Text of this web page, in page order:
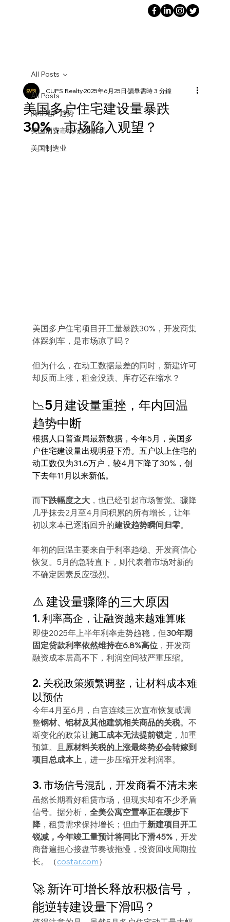
All Posts
商业地产趋势
美国消费市场/趋势解析
美国制造业
All Posts
美国多户住宅建设量暴跌
30%，市场陷入观望？
CUPS Realty2025年6月25日 讀畢需時 3 分鐘
美国多户住宅项目开工量暴跌30%，开发商集
体踩刹车，是市场凉了吗？
但为什么，在动工数据最差的同时，新建许可
却反而上涨，租金没跌、库存还在缩水？
📉5月建设量重挫，年内回温
趋势中断
根据人口普查局最新数据，今年5月，美国多
户住宅建设量出现明显下滑。五户以上住宅的
动工数仅为31.6万户，较4月下降了30%，创
下去年11月以来新低。
而下跌幅度之大，也已经引起市场警觉。骤降
几乎抹去2月至4月间积累的所有增长，让年
初以来本已逐渐回升的建设趋势瞬间归零。
年初的回温主要来自于利率趋稳、开发商信心
恢复。5月的急转直下，则代表着市场对新的
不确定因素反应强烈。
⚠️ 建设量骤降的三大原因
1. 利率高企，让融资越来越难算账
即使2025年上半年利率走势趋稳，但30年期
固定贷款利率依然维持在6.8%高位，开发商
融资成本居高不下，利润空间被严重压缩。
2. 关税政策频繁调整，让材料成本难
以预估
今年4月至6月，白宫连续三次宣布恢复或调
整钢材、铝材及其他建筑相关商品的关税。不
断变化的政策让施工成本无法提前锁定 ，加重
预算。且 原材料关税的上涨最终势必会转嫁到
项目总成本上 ，进一步压缩开发利润率。
3. 市场信号混乱，开发商看不清未来
虽然长期看好租赁市场，但现实却有不少矛盾
信号。据分析， 全美公寓空置率正在缓步下
降，租赁需求保持增长；但由于新建项目开工
锐减，今年竣工量预计将同比下滑45%，开发
商普遍担心接盘节奏被拖慢，投资回收周期拉
长。（costar.com）
🚀 新许可增长释放积极信号，
能逆转建设量下滑吗？